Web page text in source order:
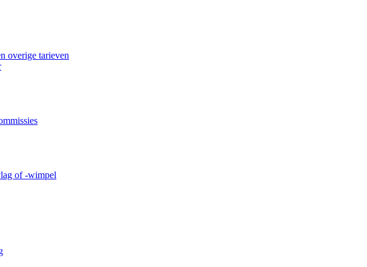
overige tarieven
of -wimpel